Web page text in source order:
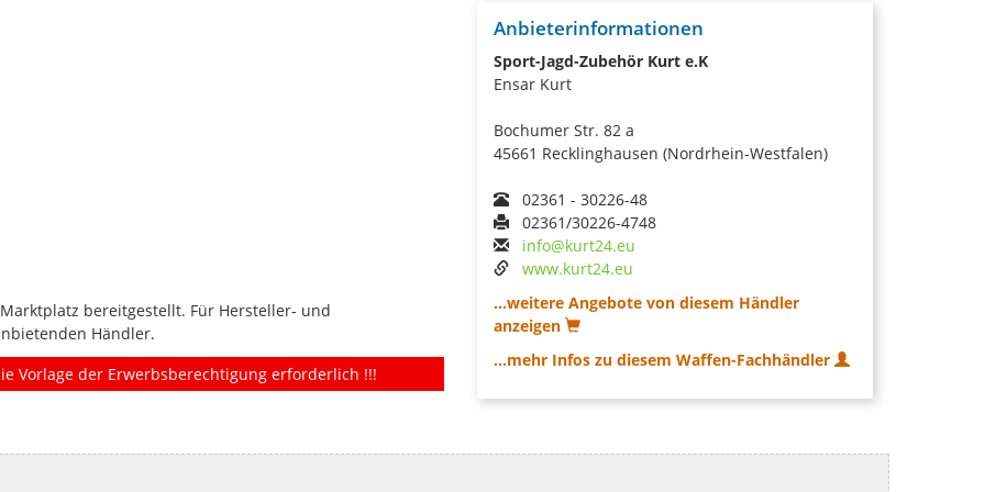
bereitgestellt. Für Hersteller- und
Händler.
Vorlage der Erwerbsberechtigung erforderlich !!!
Anbieterinformationen
Sport-Jagd-Zubehör Kurt e.K
Ensar Kurt
Bochumer Str. 82 a
45661 Recklinghausen (Nordrhein-Westfalen)
02361 - 30226-48
02361/30226-4748
info@kurt24.eu
www.kurt24.eu
...weitere Angebote von diesem Händler
anzeigen
...mehr Infos zu diesem Waffen-Fachhändler